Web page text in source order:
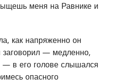
меня на Равнике и
как напряженно он
заговорил — медленно,
— в его голове слышался
опасного